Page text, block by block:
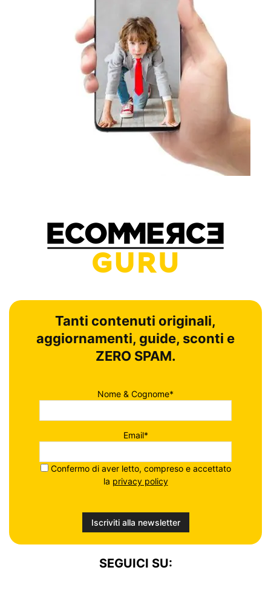
Tanti contenuti originali,
aggiornamenti, guide, sconti e
ZERO SPAM.
Nome & Cognome*
Email*
Confermo di aver letto, compreso e accettato
la privacy policy
SEGUICI SU: